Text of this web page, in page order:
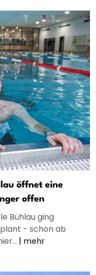
öffnet eine
offen
Bühlau ging
- schon ab
| mehr